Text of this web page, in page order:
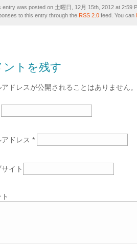
entry was posted on 土曜日, 12月 15th, 2012 at 2:59
to this entry through the RSS 2.0feed. You can
ントを残す
アドレスが公開されることはありません。
アドレス *
イト